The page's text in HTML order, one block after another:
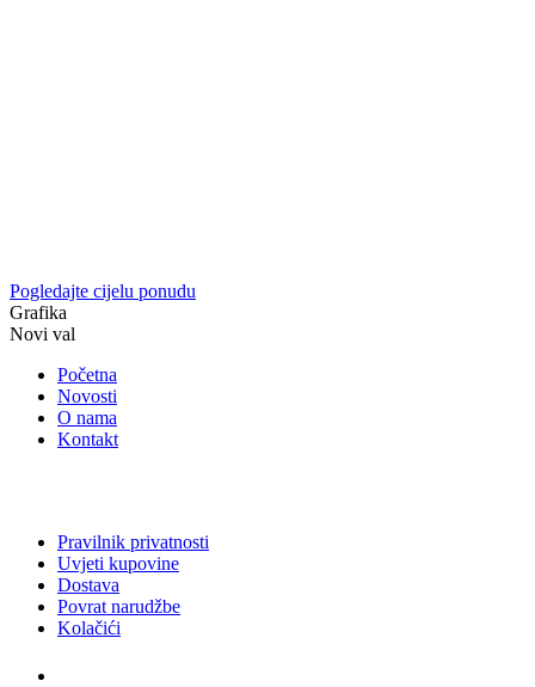
Pogledajte cijelu ponudu
Grafika
Novi val
Početna
Novosti
O nama
Kontakt
Pravilnik privatnosti
Uvjeti kupovine
Dostava
Povrat narudžbe
Kolačići